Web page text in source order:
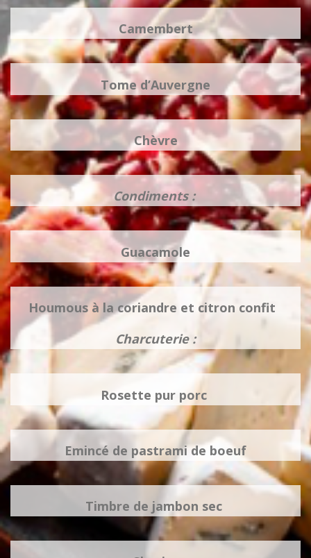
Camembert
Tome d’Auvergne
Chèvre
Condiments :
Guacamole
Houmous à la coriandre et citron confit
Charcuterie :
Rosette pur porc
Emincé de pastrami de boeuf
Timbre de jambon sec